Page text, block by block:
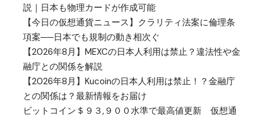
説｜日本も物理カードが作成可能
【今日の仮想通貨ニュース】クラリティ法案に倫理条
項案──日本でも規制の動き相次ぐ
【2026年8月】MEXCの日本人利用は禁止？違法性や金
融庁との関係を解説
【2026年8月】Kucoinの日本人利用は禁止！？金融庁
との関係は？最新情報をお届け
ビットコイン＄９３,９００水準で最高値更新 仮想通